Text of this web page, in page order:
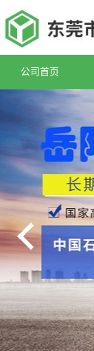
公司首页